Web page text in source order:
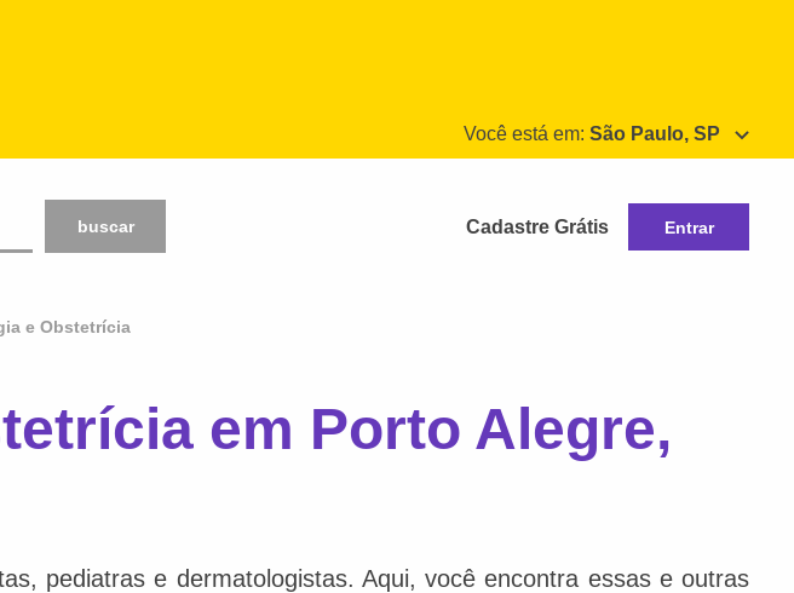
Você está em: São Paulo, SP
buscar
Cadastre Grátis Entrar
e Obstetrícia
em Porto Alegre,
pediatras e dermatologistas. Aqui, você encontra essas e outras